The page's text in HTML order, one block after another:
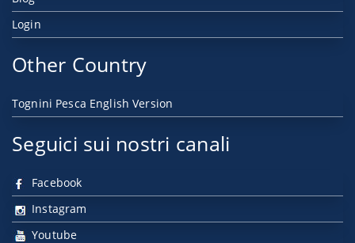
Login
Other Country
Tognini Pesca English Version
Seguici sui nostri canali
Facebook
Instagram
Youtube